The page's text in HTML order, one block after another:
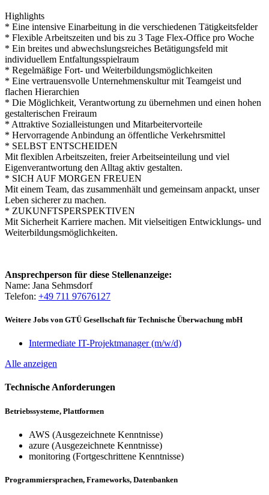
Highlights
* Eine intensive Einarbeitung in die verschiedenen Tätigkeitsfelder
* Flexible Arbeitszeiten und bis zu 3 Tage Flex-Office pro Woche
* Ein breites und abwechslungsreiches Betätigungsfeld mit
individuellem Entfaltungsspielraum
* Regelmäßige Fort- und Weiterbildungsmöglichkeiten
* Eine vertrauensvolle Unternehmenskultur mit Teamgeist und
flachen Hierarchien
* Die Möglichkeit, Verantwortung zu übernehmen und einen hohen
gestalterischen Freiraum
* Attraktive Sozialleistungen und Mitarbeitervorteile
* Hervorragende Anbindung an öffentliche Verkehrsmittel
* SELBST ENTSCHEIDEN
Mit flexiblen Arbeitszeiten, freier Arbeitseinteilung und viel
Eigenverantwortung den Alltag aktiv gestalten.
* SICH AUF MORGEN FREUEN
Mit einem Team, das zusammenhält und gemeinsam anpackt, unser
Leben sicherer zu machen.
* ZUKUNFTSPERSPEKTIVEN
Mit Sicherheit Karriere machen. Mit vielseitigen Entwicklungs- und
Weiterbildungsmöglichkeiten.
Ansprechperson für diese Stellenanzeige:
Name: Jana Sehmsdorf
Telefon: +49 711 97676127
Weitere Jobs von GTÜ Gesellschaft für Technische Überwachung mbH
Intermediate IT-Projektmanager (m/w/d)
Alle anzeigen
Technische Anforderungen
Betriebssysteme, Plattformen
AWS (Ausgezeichnete Kenntnisse)
azure (Ausgezeichnete Kenntnisse)
monitoring (Fortgeschrittene Kenntnisse)
Programmiersprachen, Frameworks, Datenbanken